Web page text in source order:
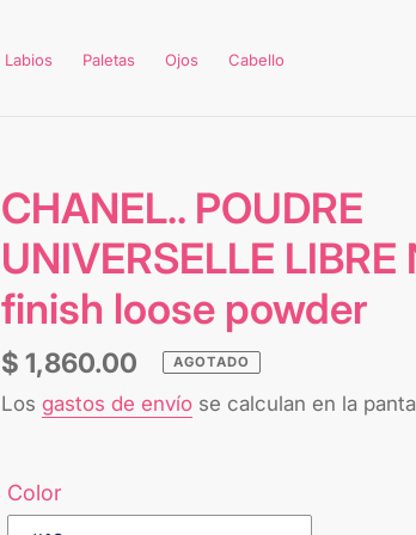
Labios Paletas Ojos Cabello
CHANEL.. POUDRE
UNIVERSELLE LIBRE
finish loose powder
Precio
habitual
$ 1,860.00 AGOTADO
Los gastos de envío se calculan en la
Color